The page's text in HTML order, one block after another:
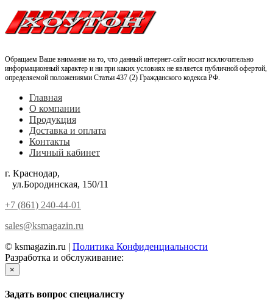
Обращаем Ваше внимание на то, что данный интернет-сайт носит исключительно
информационный характер и ни при каких условиях не является публичной офертой,
определяемой положениями Статьи 437 (2) Гражданского кодекса РФ.
Главная
О компании
Продукция
Доставка и оплата
Контакты
Личный кабинет
г. Краснодар,
ул.Бородинская, 150/11
+7 (861) 240-44-01
sales@ksmagazin.ru
© ksmagazin.ru | Политика Конфиденциальности
Разработка и обслуживание:
×
Задать вопрос специалисту